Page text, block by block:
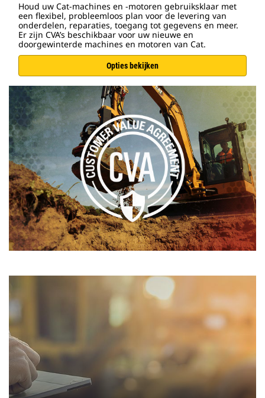
Houd uw Cat-machines en -motoren gebruiksklaar met
een flexibel, probleemloos plan voor de levering van
onderdelen, reparaties, toegang tot gegevens en meer.
Er zijn CVA’s beschikbaar voor uw nieuwe en
doorgewinterde machines en motoren van Cat.
Opties bekijken